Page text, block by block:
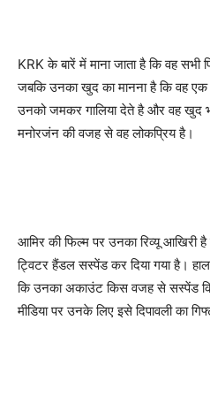
KRK के बारें में माना जाता है कि वह सभी
जबकि उनका खुद का मानना है कि वह
उनको जमकर गालिया देते है और वह खुद
मनोरजंन की वजह से वह लोकप्रिय है।
आमिर की फिल्म पर उनका रिव्यू आखिरी
ट्विटर हैंडल सस्पेंड कर दिया गया है।
कि उनका अकाउंट किस वजह से सस्पेंड
मीडिया पर उनके लिए इसे दिपावली का